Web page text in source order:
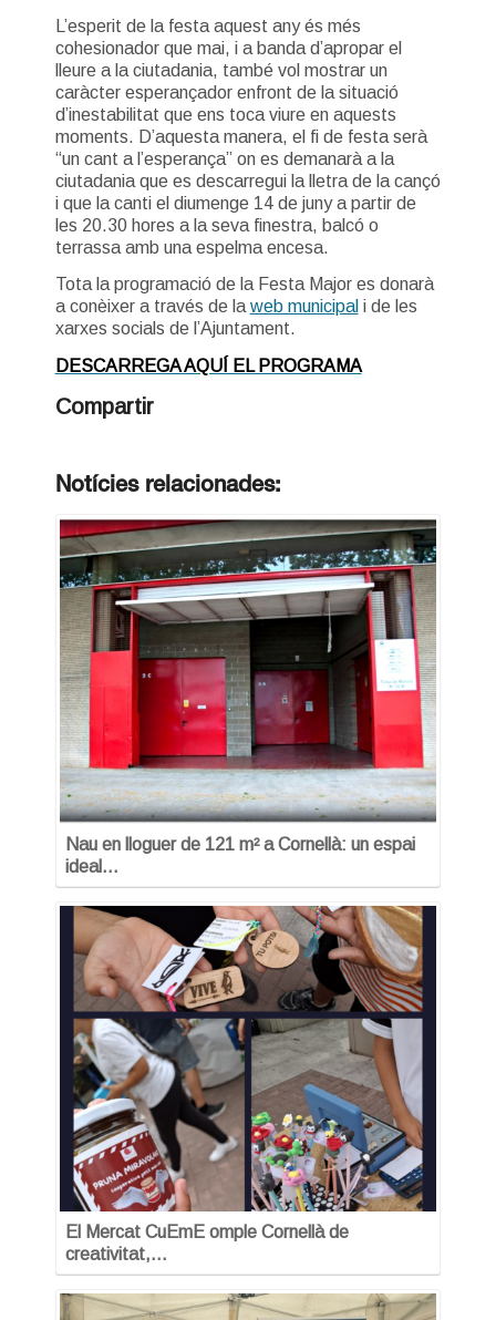
L’esperit de la festa aquest any és més
cohesionador que mai, i a banda d’apropar el
lleure a la ciutadania, també vol mostrar un
caràcter esperançador enfront de la situació
d’inestabilitat que ens toca viure en aquests
moments. D’aquesta manera, el fi de festa serà
“un cant a l’esperança” on es demanarà a la
ciutadania que es descarregui la lletra de la cançó
i que la canti el diumenge 14 de juny a partir de
les 20.30 hores a la seva finestra, balcó o
terrassa amb una espelma encesa.
Tota la programació de la Festa Major es donarà
a conèixer a través de la web municipal i de les
xarxes socials de l’Ajuntament.
DESCARREGA AQUÍ EL PROGRAMA
Compartir
Notícies relacionades:
Nau en lloguer de 121 m² a Cornellà: un espai
ideal…
El Mercat CuEmE omple Cornellà de
creativitat,…